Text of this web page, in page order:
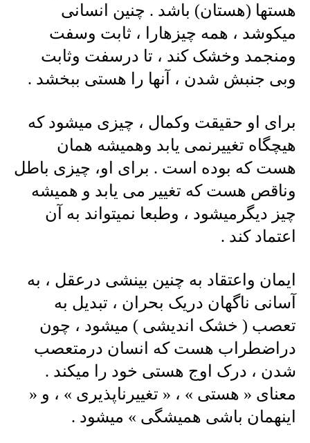
هستها (هستان) باشد . چنین انسانی
میکوشد ، همه چیزهارا ، ثابت وسفت
ومنجمد وخشک کند ، تا درسفت وثابت
وبی جنبش شدن ، آنها را هستی ببخشد .
برای او حقیقت وکمال ، چیزی میشود که
هیچگاه تغییرنمی یابد وهمیشه همان
هست که بوده است . برای او، چیزی باطل
وناقص هست که تغییر می یابد و همیشه
چیز دیگرمیشود ، وطبعا نمیتواند به آن
اعتماد کند .
ایمان واعتقاد به چنین بینشی درعقل ، به
آسانی ناگهان دریک بحران ، تبدیل به
تعصب ( خشک اندیشی ) میشود ، چون
دراضطراب هست که انسان درمتعصب
شدن ، درک اوج هستی خود را میکند .
معنای « هستی » ، « تغییرناپذیری » ، و «
اینهمان باشی همیشگی » میشود .